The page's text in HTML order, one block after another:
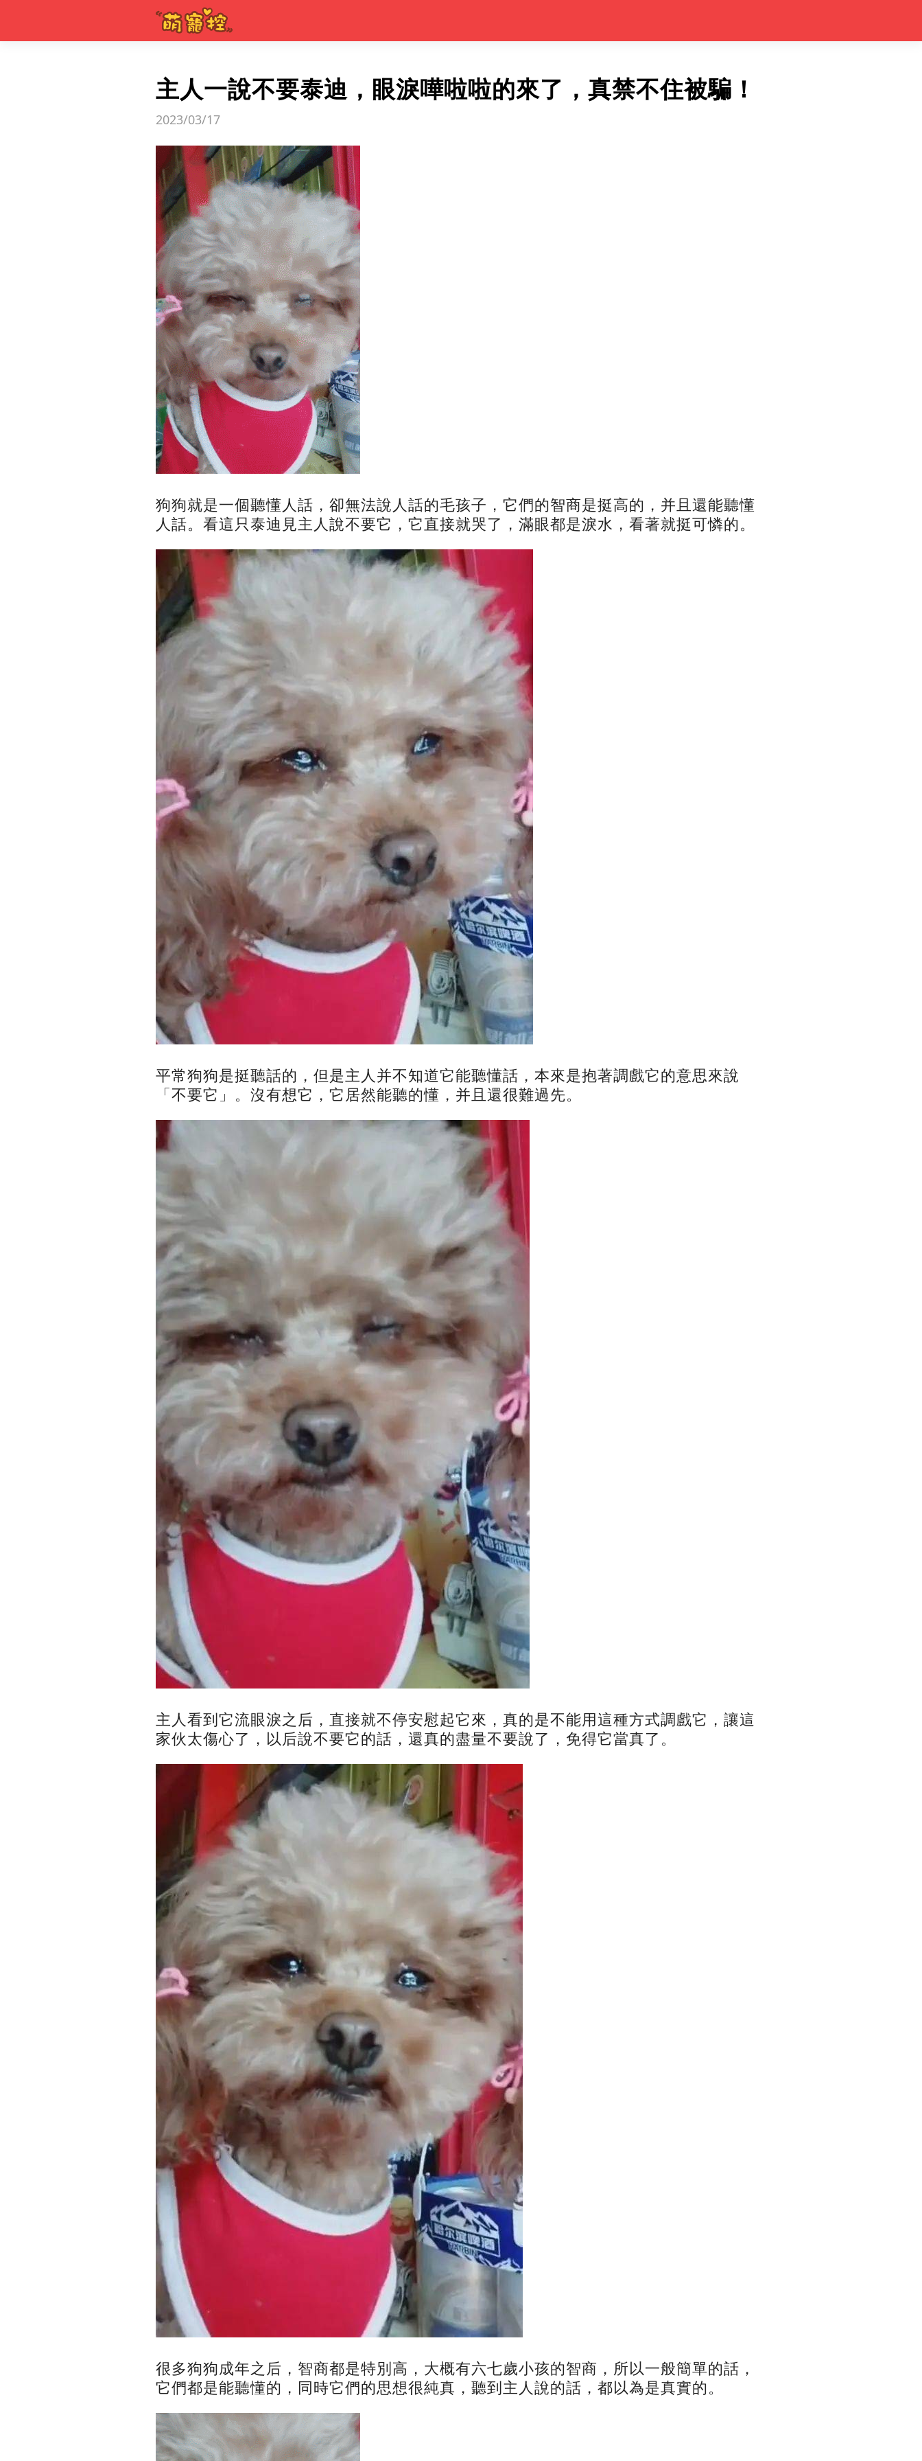
主人一說不要泰迪，眼淚嘩啦啦的來了，真禁不住被騙！
2023/03/17
狗狗就是一個聽懂人話，卻無法說人話的毛孩子，它們的智商是挺高的，并且還能聽懂
人話。看這只泰迪見主人說不要它，它直接就哭了，滿眼都是淚水，看著就挺可憐的。
平常狗狗是挺聽話的，但是主人并不知道它能聽懂話，本來是抱著調戲它的意思來說
「不要它」。沒有想它，它居然能聽的懂，并且還很難過先。
主人看到它流眼淚之后，直接就不停安慰起它來，真的是不能用這種方式調戲它，讓這
家伙太傷心了，以后說不要它的話，還真的盡量不要說了，免得它當真了。
很多狗狗成年之后，智商都是特別高，大概有六七歲小孩的智商，所以一般簡單的話，
它們都是能聽懂的，同時它們的思想很純真，聽到主人說的話，都以為是真實的。